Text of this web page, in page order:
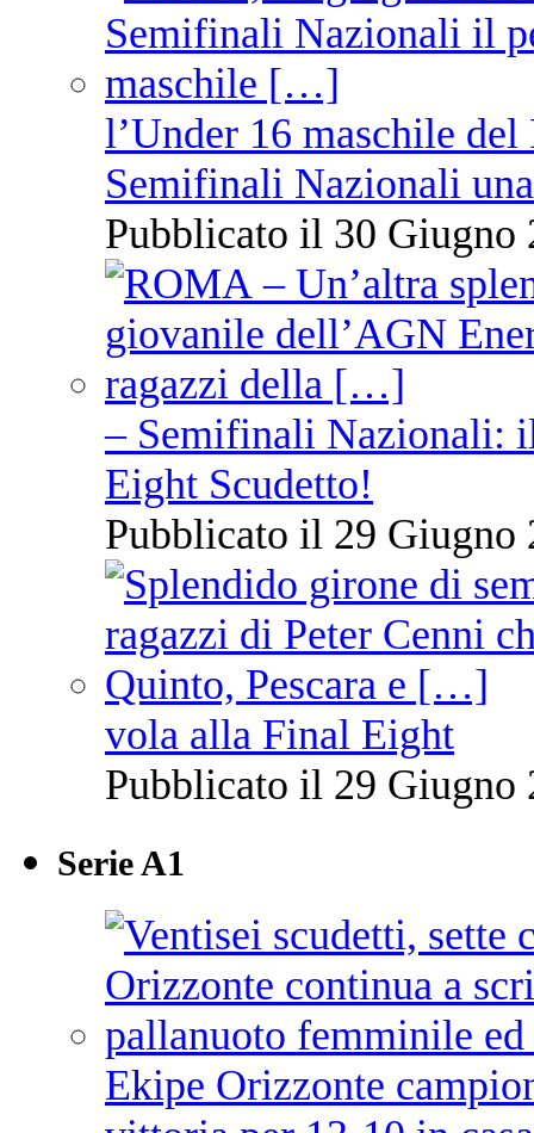
l’Under 16 maschile
Semifinali Nazionali
Pubblicato il 30 Giugno
– Semifinali Nazionali:
Eight Scudetto!
Pubblicato il 29 Giugno
vola alla Final Eight
Pubblicato il 29 Giugno
Serie A1
Ekipe Orizzonte